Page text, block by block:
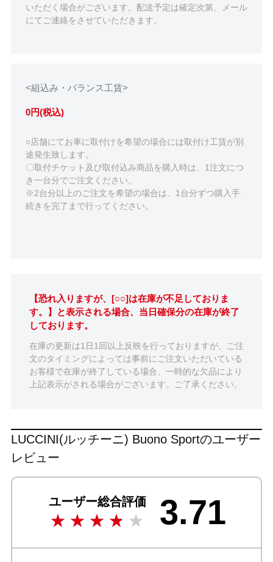
いただく場合がございます。配送予定は確定次第、メール
にてご連絡をさせていただきます。
<組込み・バランス工賃>
0円(税込)
○店舗にてお車に取付けを希望の場合には取付け工賃が別
途発生致します。
〇取付チケット及び取付込み商品を購入時は、1注文につ
き一台分でご注文ください。
※2台分以上のご注文を希望の場合は、1台分ずつ購入手
続きを完了まで行ってください。
【恐れ入りますが、[○○]は在庫が不足しておりま
す。】と表示される場合、当日確保分の在庫が終了
しております。
在庫の更新は1日1回以上反映を行っておりますが、ご注
文のタイミングによっては事前にご注文いただいている
お客様で在庫が終了している場合、一時的な欠品により
上記表示がされる場合がございます。ご了承ください。
LUCCINI(ルッチーニ) Buono Sportのユーザー
レビュー
ユーザー総合評価 3.71